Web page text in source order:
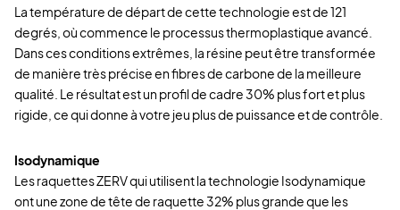
La température de départ de cette technologie est de 121
degrés, où commence le processus thermoplastique avancé.
Dans ces conditions extrêmes, la résine peut être transformée
de manière très précise en fibres de carbone de la meilleure
qualité. Le résultat est un profil de cadre 30% plus fort et plus
rigide, ce qui donne à votre jeu plus de puissance et de contrôle.
Isodynamique
Les raquettes ZERV qui utilisent la technologie Isodynamique
ont une zone de tête de raquette 32% plus grande que les